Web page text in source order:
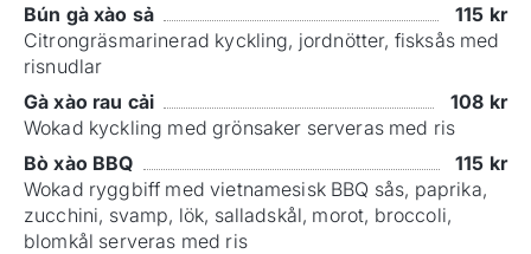
Bún gà xào sả
115 kr
Citrongräsmarinerad kyckling, jordnötter, fisksås med
risnudlar
Gà xào rau cải
108 kr
Wokad kyckling med grönsaker serveras med ris
Bò xào BBQ
115 kr
Wokad ryggbiff med vietnamesisk BBQ sås, paprika,
zucchini, svamp, lök, salladskål, morot, broccoli,
blomkål serveras med ris